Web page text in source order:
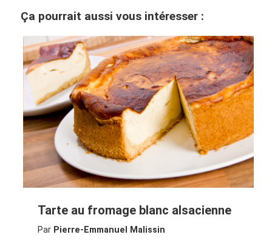
Ça pourrait aussi vous intéresser :
Tarte au fromage blanc alsacienne
Par Pierre-Emmanuel Malissin